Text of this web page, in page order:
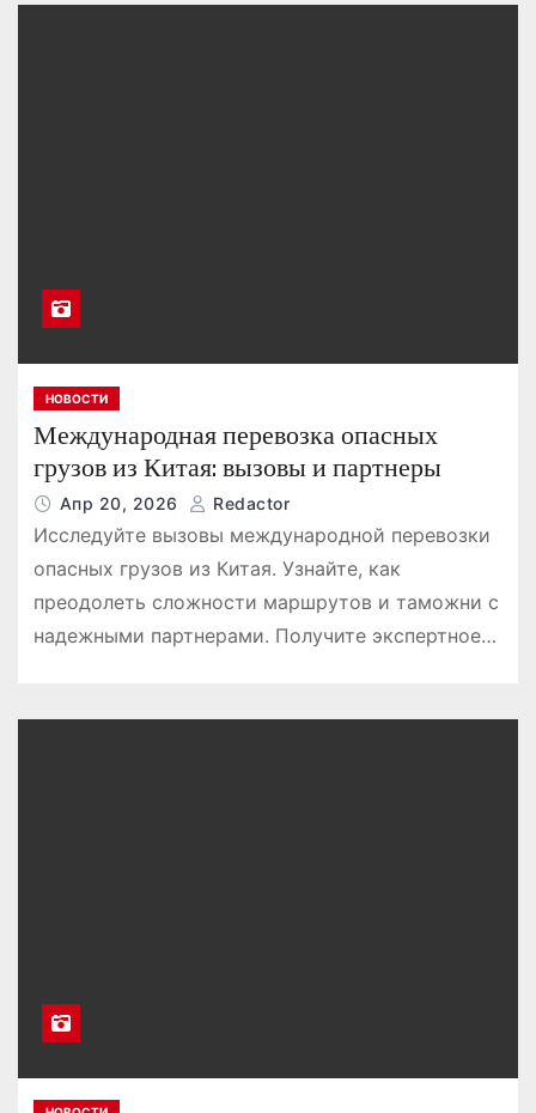
НОВОСТИ
Международная перевозка опасных
грузов из Китая: вызовы и партнеры
Апр 20, 2026 Redactor
Исследуйте вызовы международной перевозки
опасных грузов из Китая. Узнайте, как
преодолеть сложности маршрутов и таможни с
надежными партнерами. Получите экспертное…